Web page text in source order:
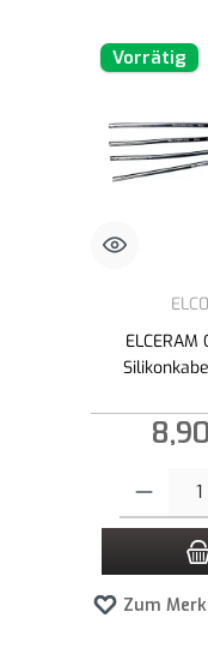
Vorrätig
ELCERAM
Zum